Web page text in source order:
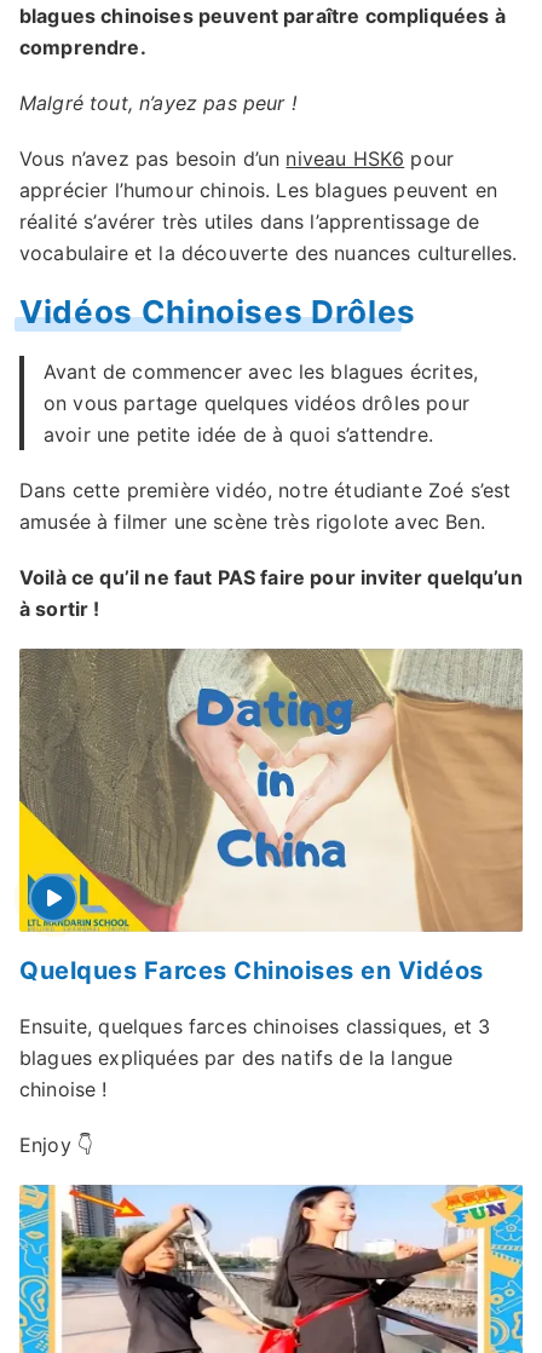
blagues chinoises peuvent paraître compliquées à
comprendre.
Malgré tout, n’ayez pas peur !
Vous n’avez pas besoin d’un niveau HSK6 pour
apprécier l’humour chinois. Les blagues peuvent en
réalité s’avérer très utiles dans l’apprentissage de
vocabulaire et la découverte des nuances culturelles.
Vidéos Chinoises Drôles
Avant de commencer avec les blagues écrites,
on vous partage quelques vidéos drôles pour
avoir une petite idée de à quoi s’attendre.
Dans cette première vidéo, notre étudiante Zoé s’est
amusée à filmer une scène très rigolote avec Ben.
Voilà ce qu’il ne faut PAS faire pour inviter quelqu’un
à sortir !
Quelques Farces Chinoises en Vidéos
Ensuite, quelques farces chinoises classiques, et 3
blagues expliquées par des natifs de la langue
chinoise !
Enjoy 👇